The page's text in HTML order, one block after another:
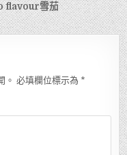
flavour雪茄
。 必填欄位標示為 *